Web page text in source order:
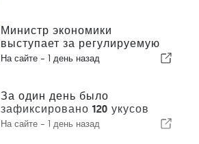
Министр экономики
выступает за регулируемую
интеграцию и гарантирует
На сайте - 1 день назад
За один день было
зафиксировано 120 укусов
португальского кораблика
На сайте - 1 день назад